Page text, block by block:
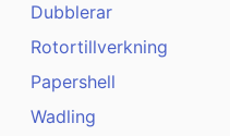
Dubblerar
Rotortillverkning
Papershell
Wadling